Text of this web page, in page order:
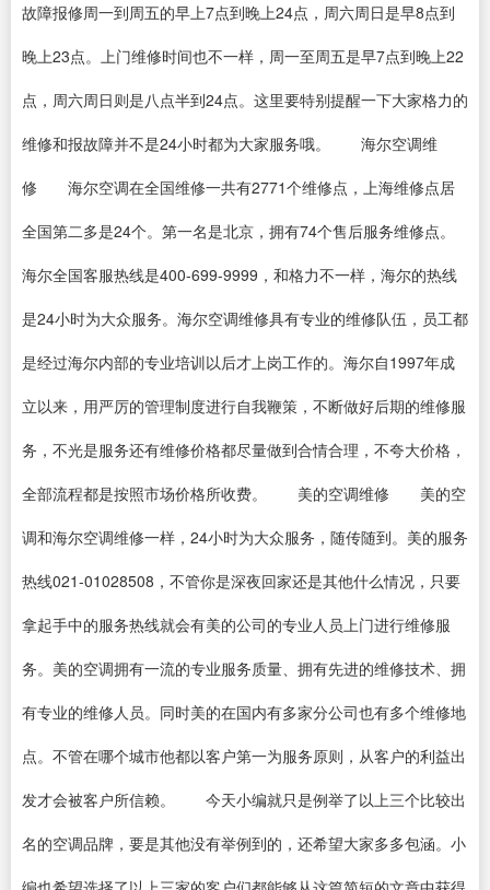
故障报修周一到周五的早上7点到晚上24点，周六周日是早8点到
晚上23点。上门维修时间也不一样，周一至周五是早7点到晚上22
点，周六周日则是八点半到24点。这里要特别提醒一下大家格力的
维修和报故障并不是24小时都为大家服务哦。 海尔空调维
修 海尔空调在全国维修一共有2771个维修点，上海维修点居
全国第二多是24个。第一名是北京，拥有74个售后服务维修点。
海尔全国客服热线是400-699-9999，和格力不一样，海尔的热线
是24小时为大众服务。海尔空调维修具有专业的维修队伍，员工都
是经过海尔内部的专业培训以后才上岗工作的。海尔自1997年成
立以来，用严厉的管理制度进行自我鞭策，不断做好后期的维修服
务，不光是服务还有维修价格都尽量做到合情合理，不夸大价格，
全部流程都是按照市场价格所收费。 美的空调维修 美的空
调和海尔空调维修一样，24小时为大众服务，随传随到。美的服务
热线021-01028508，不管你是深夜回家还是其他什么情况，只要
拿起手中的服务热线就会有美的公司的专业人员上门进行维修服
务。美的空调拥有一流的专业服务质量、拥有先进的维修技术、拥
有专业的维修人员。同时美的在国内有多家分公司也有多个维修地
点。不管在哪个城市他都以客户第一为服务原则，从客户的利益出
发才会被客户所信赖。 今天小编就只是例举了以上三个比较出
名的空调品牌，要是其他没有举例到的，还希望大家多多包涵。小